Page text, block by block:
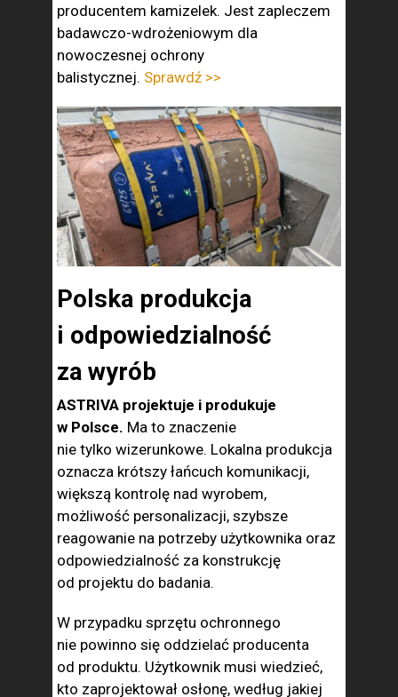
producentem kamizelek. Jest zapleczem
badawczo-wdrożeniowym dla
nowoczesnej ochrony
balistycznej. Sprawdź >>
Polska produkcja
i odpowiedzialność
za wyrób
ASTRIVA projektuje i produkuje
w Polsce. Ma to znaczenie
nie tylko wizerunkowe. Lokalna produkcja
oznacza krótszy łańcuch komunikacji,
większą kontrolę nad wyrobem,
możliwość personalizacji, szybsze
reagowanie na potrzeby użytkownika oraz
odpowiedzialność za konstrukcję
od projektu do badania.
W przypadku sprzętu ochronnego
nie powinno się oddzielać producenta
od produktu. Użytkownik musi wiedzieć,
kto zaprojektował osłonę, według jakiej